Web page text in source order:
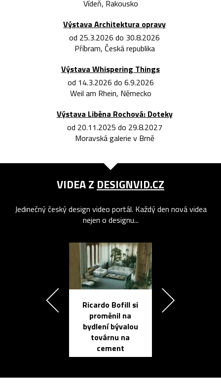
Vídeň, Rakousko
Výstava Architektura opravy
od 25.3.2026 do 30.8.2026
Příbram, Česká republika
Výstava Whispering Things
od 14.3.2026 do 6.9.2026
Weil am Rhein, Německo
Výstava Liběna Rochová: Doteky
od 20.11.2025 do 29.8.2027
Moravská galerie v Brně
VIDEA Z DESIGNVID.CZ
Jedinečný český design video portál. Každý den nová videa
nejen o designu...
Ricardo Bofill si
proměnil na
bydlení bývalou
továrnu na
cement